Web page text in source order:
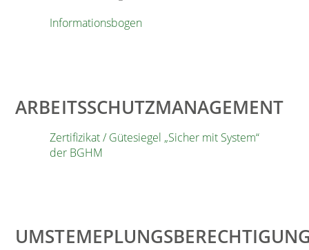
Informationsbogen
ARBEITSSCHUTZMANAGEMENT
Zertifizikat / Gütesiegel „Sicher mit System“
der BGHM